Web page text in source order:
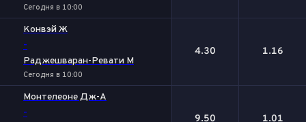
Сегодня в 10:00
Конвэй Ж
-
Раджешваран-Ревати М
Сегодня в 10:00
4.30 1.16
Монтелеоне Дж-А
- 9.50 1.01